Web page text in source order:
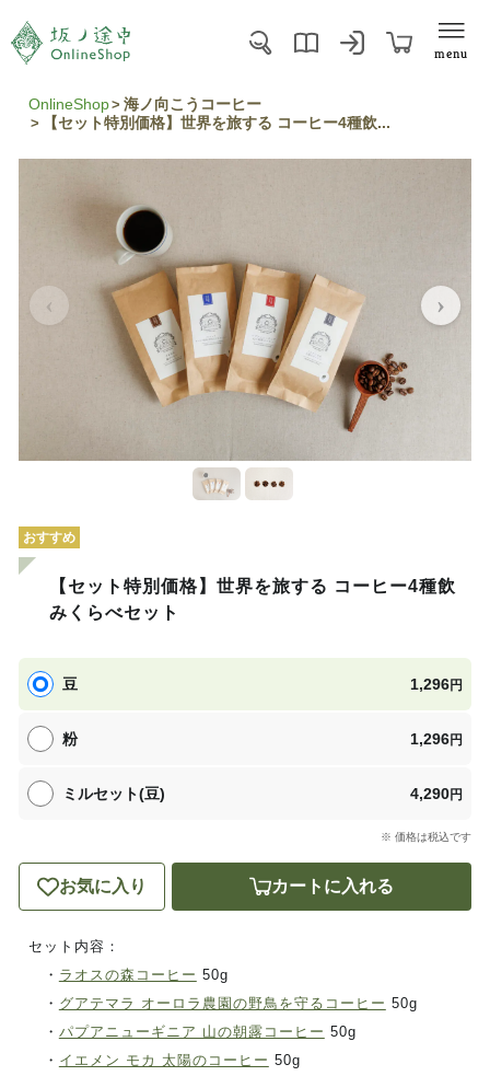
menu
OnlineShop
海ノ向こうコーヒー
【セット特別価格】世界を旅する コーヒー4種飲...
おすすめ
【セット特別価格】世界を旅する コーヒー4種飲
みくらべセット
豆 1,296円
粉 1,296円
ミルセット(豆) 4,290円
※ 価格は税込です
お気に入り カートに入れる
セット内容：
・ ラオスの森コーヒー 50g
・ グアテマラ オーロラ農園の野鳥を守るコーヒー 50g
・ パプアニューギニア 山の朝露コーヒー 50g
・ イエメン モカ 太陽のコーヒー 50g